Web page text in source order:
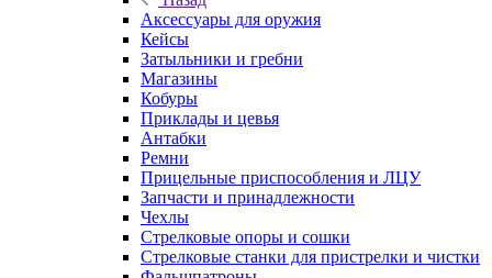
Аксессуары для оружия
Кейсы
Затыльники и гребни
Магазины
Кобуры
Приклады и цевья
Антабки
Ремни
Прицельные приспособления и ЛЦУ
Запчасти и принадлежности
Чехлы
Стрелковые опоры и сошки
Стрелковые станки для пристрелки и чистки